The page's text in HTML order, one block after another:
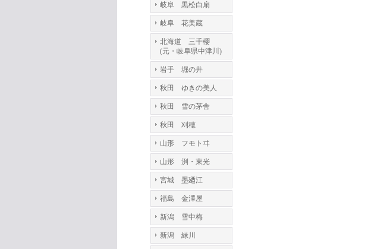
岐阜 黒松白扇
岐阜 花美蔵
北海道 三千櫻
(元・岐阜県中津川)
岩手 堀の井
秋田 ゆきの美人
秋田 雪の茅舎
秋田 刈穂
山形 フモトヰ
山形 洌・東光
宮城 墨廼江
福島 金澤屋
新潟 雪中梅
新潟 緑川